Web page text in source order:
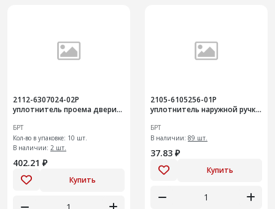
2112-6307024-02Р
уплотнитель проема двери
БРТ
Кол-во в упаковке: 10 шт.
В наличии: 2 шт.
402.21 ₽
Купить
2105-6105256-01Р
уплотнитель наружной ручки
БРТ
В наличии: 89 шт.
37.83 ₽
Купить